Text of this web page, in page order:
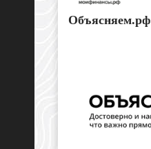
Объясняем.рф